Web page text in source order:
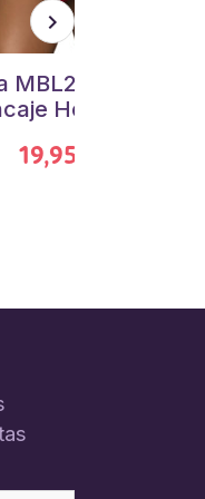
MBL29 Cintura
Hombre
19,95 €